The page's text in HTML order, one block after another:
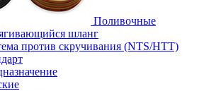
Поливочные
шланг
против скручивания (NTS/HTT)